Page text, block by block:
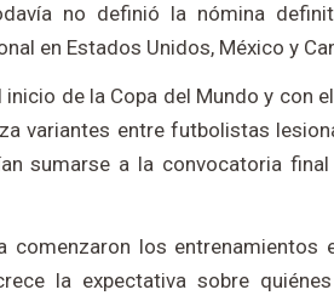
no definió la nómina
en Estados Unidos, México y
de la Copa del Mundo y con
variantes entre futbolistas
sumarse a la convocatoria
los entrenamientos
la expectativa sobre